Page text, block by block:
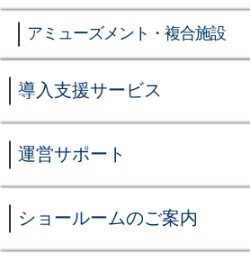
アミューズメント・複合施設
導入支援サービス
運営サポート
ショールームのご案内